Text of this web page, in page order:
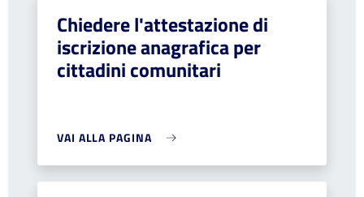
Chiedere l'attestazione di
iscrizione anagrafica per
cittadini comunitari
VAI ALLA PAGINA